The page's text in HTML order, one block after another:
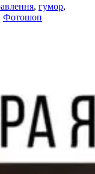
, гумор,
Фотошоп